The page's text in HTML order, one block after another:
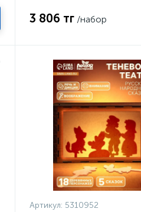
3 806 тг /набор
Артикул: 5310952